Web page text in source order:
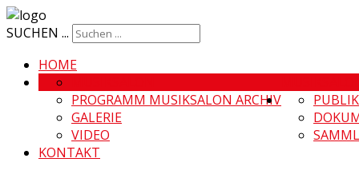
SUCHEN ...
HOME
PROGRAMM MUSIKSALON ARCHIV
GALERIE
VIDEO
KONTAKT